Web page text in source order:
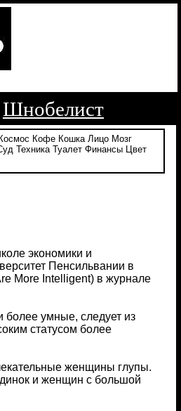
Шнобелист
Космос Кофе Кошка Лицо Мозг
Техника Туалет Финансы
Цвет
экономики и
Пенсильвании в
More Intelligent) в журнале
более умные, следует из
статусом более
женщины глупы.
и женщин с большой